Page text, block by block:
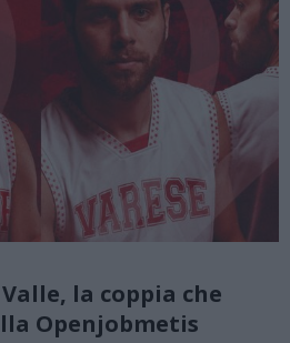
la coppia che
Openjobmetis